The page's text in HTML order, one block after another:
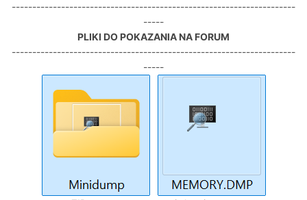
---------------------------------------------------------------------
-----
PLIKI DO POKAZANIA NA FORUM
---------------------------------------------------------------------
-----